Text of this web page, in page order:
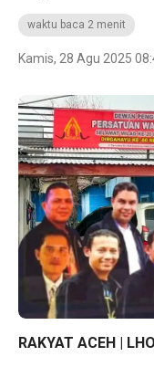
waktu baca 2 menit
Kamis, 28 Agu 2025
RAKYAT ACEH |